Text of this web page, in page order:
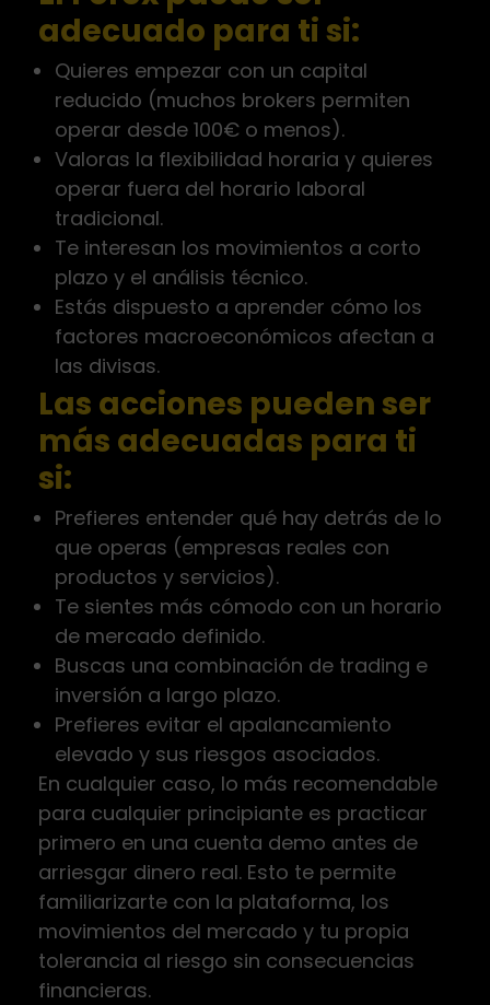
adecuado para ti si:
Quieres empezar con un capital
reducido (muchos brokers permiten
operar desde 100€ o menos).
Valoras la flexibilidad horaria y quieres
operar fuera del horario laboral
tradicional.
Te interesan los movimientos a corto
plazo y el análisis técnico.
Estás dispuesto a aprender cómo los
factores macroeconómicos afectan a
las divisas.
Las acciones pueden ser
más adecuadas para ti
si:
Prefieres entender qué hay detrás de lo
que operas (empresas reales con
productos y servicios).
Te sientes más cómodo con un horario
de mercado definido.
Buscas una combinación de trading e
inversión a largo plazo.
Prefieres evitar el apalancamiento
elevado y sus riesgos asociados.
En cualquier caso, lo más recomendable
para cualquier principiante es practicar
primero en una cuenta demo antes de
arriesgar dinero real. Esto te permite
familiarizarte con la plataforma, los
movimientos del mercado y tu propia
tolerancia al riesgo sin consecuencias
financieras.